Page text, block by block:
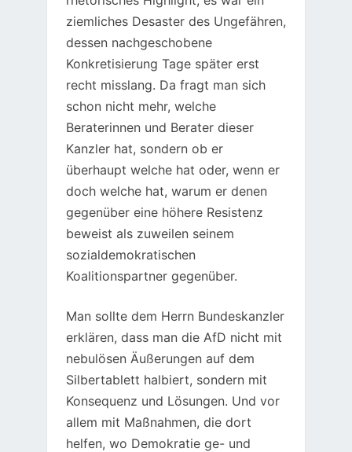
ziemliches Desaster des Ungefähren,
dessen nachgeschobene
Konkretisierung Tage später erst
recht misslang. Da fragt man sich
schon nicht mehr, welche
Beraterinnen und Berater dieser
Kanzler hat, sondern ob er
überhaupt welche hat oder, wenn er
doch welche hat, warum er denen
gegenüber eine höhere Resistenz
beweist als zuweilen seinem
sozialdemokratischen
Koalitionspartner gegenüber.
Man sollte dem Herrn Bundeskanzler
erklären, dass man die AfD nicht mit
nebulösen Äußerungen auf dem
Silbertablett halbiert, sondern mit
Konsequenz und Lösungen. Und vor
allem mit Maßnahmen, die dort
helfen, wo Demokratie ge- und